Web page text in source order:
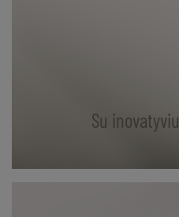
Su